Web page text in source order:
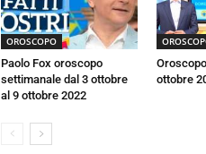
OROSCOPO
Paolo Fox oroscopo
settimanale dal 3 ottobre
al 9 ottobre 2022
ottobre